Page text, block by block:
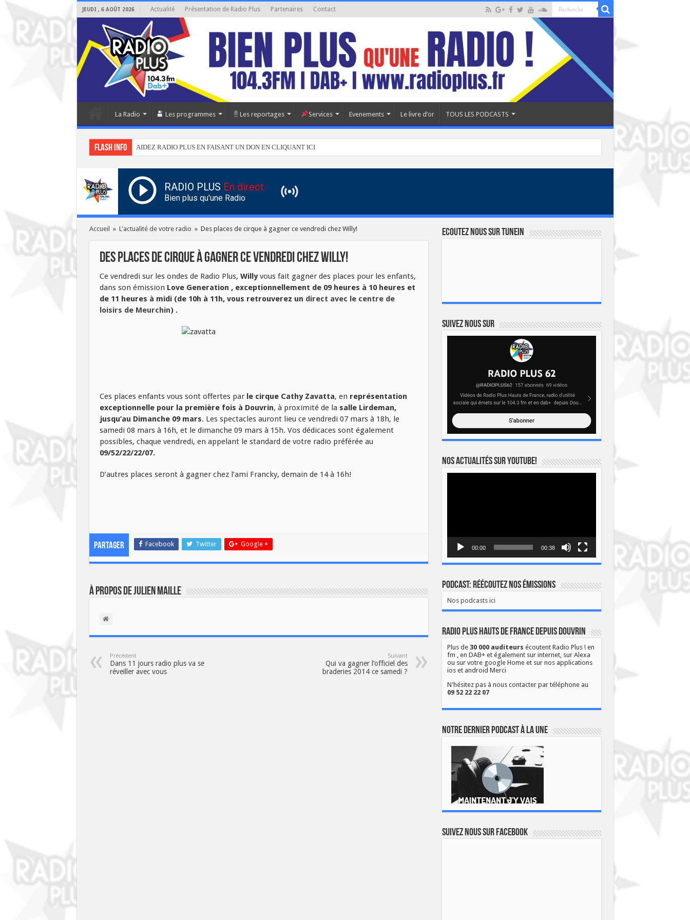
JEUDI , 6 AOÛT 2026 Actualité Présentation de Radio Plus Partenaires Contact
La Radio Les programmes Les reportages Services Evenements Le livre d’or TOUS LES PODCASTS
Flash info AIDEZ RADIO PLUS EN FAISANT UN DON EN CLIQUANT ICI
RADIO PLUS En direct
Bien plus qu'une Radio
Accueil » L'actualité de votre radio » Des places de cirque à gagner ce vendredi chez Willy!
Des places de cirque à gagner ce vendredi chez Willy!
Ce vendredi sur les ondes de Radio Plus, Willyvous fait gagner des places pour les enfants,
dans son émission Love Generation , exceptionnellement de 09 heures à 10 heures et
de 11 heures à midi (de 10h à 11h, vous retrouverez un direct avec le centre de
loisirs de Meurchin) .
Ces places enfants vous sont offertes par le cirque Cathy Zavatta, en représentation
exceptionnelle pour la première fois à Douvrin, à proximité de la salle Lirdeman,
jusqu’au Dimanche 09 mars. Les spectacles auront lieu ce vendredi 07 mars à 18h, le
samedi 08 mars à 16h, et le dimanche 09 mars à 15h. Vos dédicaces sont également
possibles, chaque vendredi, en appelant le standard de votre radio préférée au
09/52/22/22/07.
D’autres places seront à gagner chez l’ami Francky, demain de 14 à 16h!
Partager Facebook Twitter Google +
À propos de Julien Maille
Précédent
Dans 11 jours radio plus va se
réveiller avec vous
Suivant
Qui va gagner l’officiel des
braderies 2014 ce samedi ?
Ecoutez nous sur TuneIn
Suivez nous sur
Nos actualités sur YOUTUBE!
00:00 00:38
Podcast: Réécoutez nos émissions
Nos podcasts ici
Radio Plus Hauts de France depuis Douvrin
Plus de 30 000 auditeurs écoutent Radio Plus ! en
fm , en DAB+ et également sur internet, sur Alexa
ou sur votre google Home et sur nos applications
ios et android Merci
N'hésitez pas à nous contacter par téléphone au
09 52 22 22 07
Notre dernier podcast à la une
Suivez nous sur Facebook